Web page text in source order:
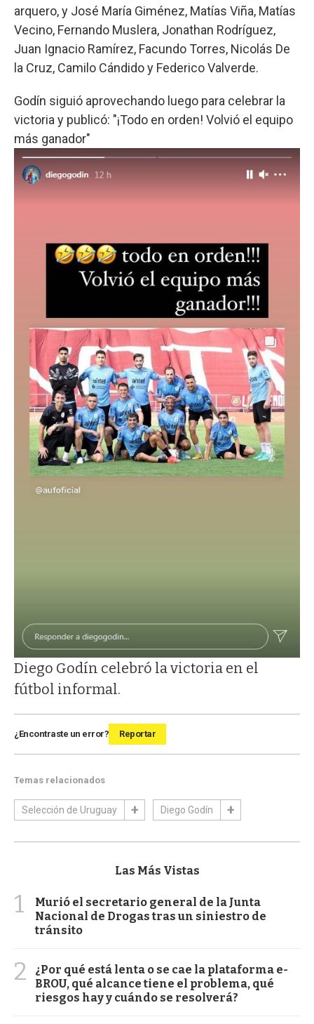
arquero, y José María Giménez, Matías Viña, Matías
Vecino, Fernando Muslera, Jonathan Rodríguez,
Juan Ignacio Ramírez, Facundo Torres, Nicolás De
la Cruz, Camilo Cándido y Federico Valverde.
Godín siguió aprovechando luego para celebrar la
victoria y publicó: "¡Todo en orden! Volvió el equipo
más ganador"
Diego Godín celebró la victoria en el
fútbol informal.
¿Encontraste un error? Reportar
Temas relacionados
Selección de Uruguay Diego Godín
Las Más Vistas
1
Murió el secretario general de la Junta
Nacional de Drogas tras un siniestro de
tránsito
2
¿Por qué está lenta o se cae la plataforma e-
BROU, qué alcance tiene el problema, qué
riesgos hay y cuándo se resolverá?